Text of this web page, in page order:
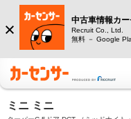
中古車情報カ
Recruit Co., Ltd.
無料 － Google
ミニ ミニ